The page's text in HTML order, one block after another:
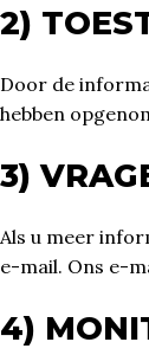
2)
Door de
hebben
3)
Als u meer
e-mail. Ons e-
4)